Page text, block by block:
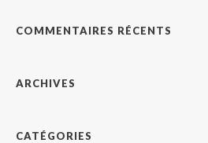
COMMENTAIRES RÉCENTS
ARCHIVES
CATÉGORIES